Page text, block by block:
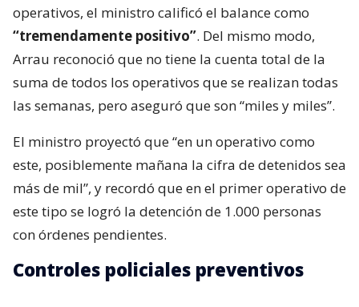
operativos, el ministro calificó el balance como
“tremendamente positivo”. Del mismo modo,
Arrau reconoció que no tiene la cuenta total de la
suma de todos los operativos que se realizan todas
las semanas, pero aseguró que son “miles y miles”.
El ministro proyectó que “en un operativo como
este, posiblemente mañana la cifra de detenidos sea
más de mil”, y recordó que en el primer operativo de
este tipo se logró la detención de 1.000 personas
con órdenes pendientes.
Controles policiales preventivos